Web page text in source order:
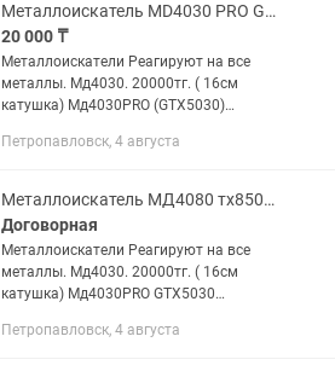
Металлоискатель MD4030 PRO GTX5030 MD940 MD4 TX850 поисковый магнит
20 000 ₸
Металлоискатели Реагируют на все
металлы. Мд4030. 20000тг. ( 16см
катушка) Мд4030PRO (GTX5030)
удобный подлокотник) Мд4080.
Петропавловск, 4 августа
Металлоискатель МД4080 тх850 GTX 5030 мд940 мд4030 про поисковый магнит
Договорная
Металлоискатели Реагируют на все
металлы. Мд4030. 20000тг. ( 16см
катушка) Мд4030PRO GTX5030
удобный подлокотник) Мд4080 35000тг
Петропавловск, 4 августа